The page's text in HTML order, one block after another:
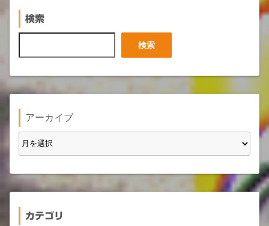
検索
索
検索
アーカイブ
カテゴリ